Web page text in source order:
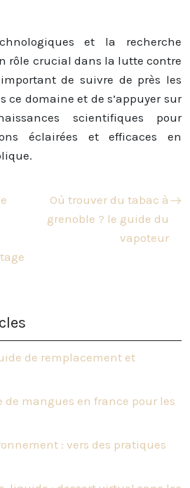
et la recherche
rôle crucial dans la lutte contre
de suivre de près les
ce domaine et de s’appuyer sur
scientifiques pour
éclairées et efficaces en
Où trouver du tabac à
grenoble ? le guide du
vapoteur
de remplacement et
de mangues en france pour les
: vers des pratiques